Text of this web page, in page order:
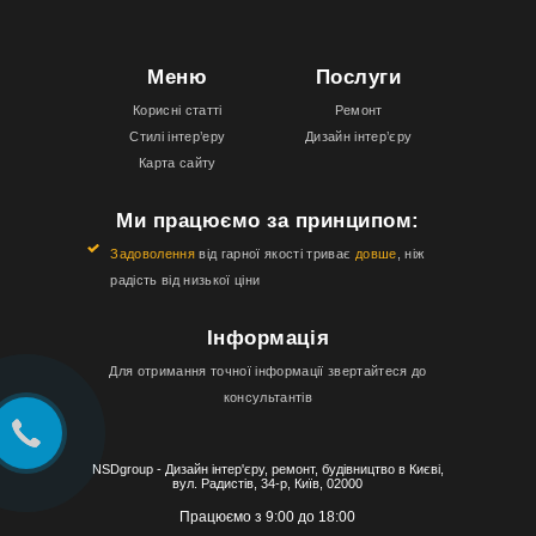
NSDgroup - Дизайн інтер'єру, ремонт, будівництво в Києві,
вул. Радистів, 34-р, Київ, 02000
Працюємо з 9:00 до 18:00
Меню
Корисні статті
Стилі інтер’еру
Карта сайту
Послуги
Ремонт
Дизайн інтер’єру
Ми працюємо за принципом:
Задоволення від гарної якості триває довше , ніж
радість від низької ціни
Інформація
Для отримання точної інформації звертайтеся до
консультантів